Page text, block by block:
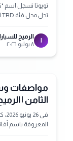
مع الحفاظ على
ا
الرميح
٨ يوليو ٢٠٢٦
الثامن |
في
المعروفة باسم